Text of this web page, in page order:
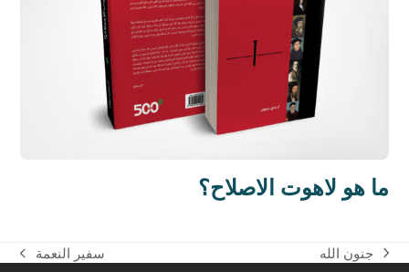
ما هو لاهوت الاصلاح؟
previous
سفير النعمة
next
جنون الله